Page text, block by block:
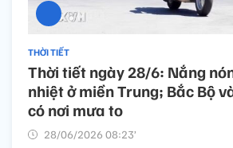
THỜI TIẾT
Thời tiết ngày 28/6: Nắng
nhiệt ở miền Trung; Bắc Bộ
có nơi mưa to
28/06/2026 08:23’